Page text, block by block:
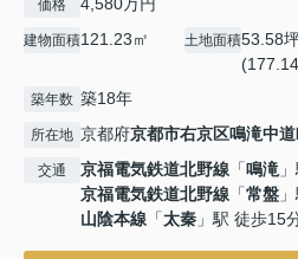
価格 4,580万円
建物面積121.23㎡ 土地面積53.58
築年数 築18年
所在地 京都府京都市右京区鳴滝中
交通 京福電気鉄道北野線 「鳴滝
京福電気鉄道北野線 「常盤
山陰本線 「太秦 」駅 徒歩15